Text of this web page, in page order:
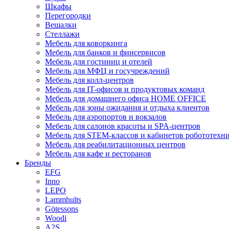
Шкафы
Перегородки
Вешалки
Стеллажи
Мебель для коворкинга
Мебель для банков и финсервисов
Мебель для гостиниц и отелей
Мебель для МФЦ и госучреждений
Мебель для колл-центров
Мебель для IT-офисов и продуктовых команд
Мебель для домашнего офиса HOME OFFICE
Мебель для зоны ожидания и отдыха клиентов
Мебель для аэропортов и вокзалов
Мебель для салонов красоты и SPA-центров
Мебель для STEM-классов и кабинетов
Мебель для реабилитационных центров
Мебель для кафе и ресторанов
Бренды
EFG
Inno
LEPO
Lammhults
Götessons
Woodi
A2S